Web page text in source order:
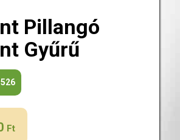
Pillangó
Gyűrű
Ft